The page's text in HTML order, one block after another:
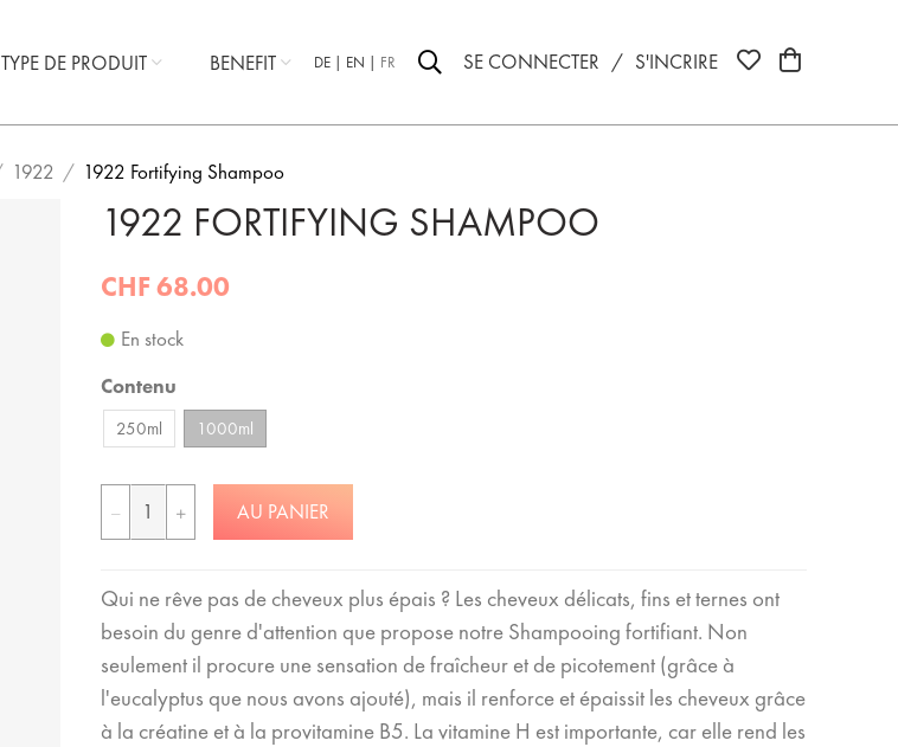
TYPE DE PRODUIT BENEFIT DE EN FR SE CONNECTER / S'INCRIRE
1922 1922 Fortifying Shampoo
1922 FORTIFYING SHAMPOO
CHF 68.00
En stock
Contenu
250ml 1000ml
AU PANIER
Qui ne rêve pas de cheveux plus épais ? Les cheveux délicats, fins et ternes ont
besoin du genre d'attention que propose notre Shampooing fortifiant. Non
seulement il procure une sensation de fraîcheur et de picotement (grâce à
l'eucalyptus que nous avons ajouté), mais il renforce et épaissit les cheveux grâce
à la créatine et à la provitamine B5. La vitamine H est importante, car elle rend les